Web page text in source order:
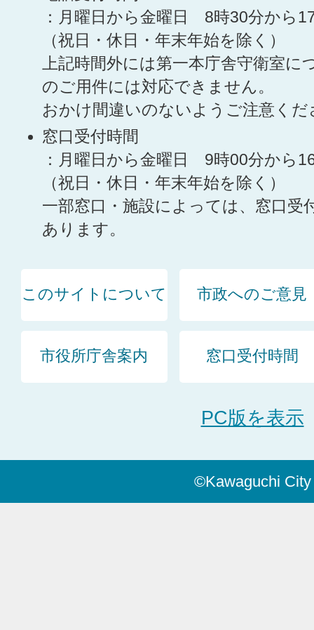
：月曜日から金曜日 8時30分から
（祝日・休日・年末年始を除く）
上記時間外には第一本庁舎守衛室に
のご用件には対応できません。
おかけ間違いのないようご注意くだ
窓口受付時間
：月曜日から金曜日 9時00分から
（祝日・休日・年末年始を除く）
一部窓口・施設によっては、窓口受
あります。
このサイトについて 市政へのご意見
市役所庁舎案内 窓口受付時間
PC版を表示
©Kawaguchi City